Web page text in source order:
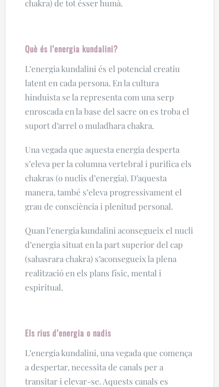
chakra) de tot ésser humà.
Què és l’energia kundalini?
L’energia kundalini és el potencial creatiu
latent en cada persona. En la cultura
hinduista se la representa com una serp
enroscada en la base del sacre on es troba el
suport d’arrel o muladhara chakra.
Una vegada que aquesta energia desperta
s’eleva per la columna vertebral i purifica els
chakras (o nuclis d’energia). D’aquesta
manera, també s’eleva progressivament el
grau de consciència i plenitud personal.
Quan l’energia kundalini aconsegueix el nucli
d’energia situat en la part superior del cap
(sahasrara chakra) s’aconsegueix la plena
realització en els plans físic, mental i
espiritual.
Els rius d’energia o nadis
L’energia kundalini, una vegada que comença
a despertar, necessita de canals per a
transitar i elevar-se. Aquests canals es